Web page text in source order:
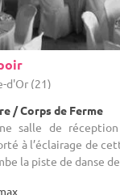
d'Or (21)
/ Corps de Ferme
salle de
à l’éclairage de
la piste de danse de